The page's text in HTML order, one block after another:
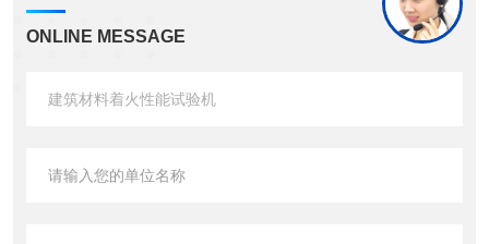
ONLINE MESSAGE